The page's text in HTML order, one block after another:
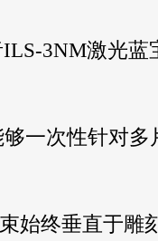
3NM激光蓝
次性针对多
终垂直于雕